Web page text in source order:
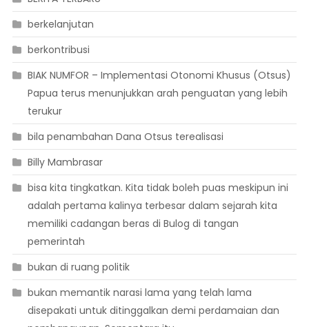
berkelanjutan
berkontribusi
BIAK NUMFOR – Implementasi Otonomi Khusus (Otsus)
Papua terus menunjukkan arah penguatan yang lebih
terukur
bila penambahan Dana Otsus terealisasi
Billy Mambrasar
bisa kita tingkatkan. Kita tidak boleh puas meskipun ini
adalah pertama kalinya terbesar dalam sejarah kita
memiliki cadangan beras di Bulog di tangan
pemerintah
bukan di ruang politik
bukan memantik narasi lama yang telah lama
disepakati untuk ditinggalkan demi perdamaian dan